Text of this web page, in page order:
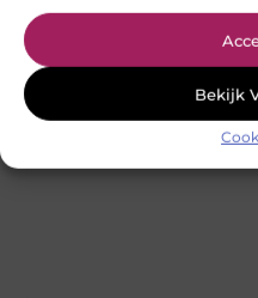
Bekijk
worden gecombineerd met
Baak werkschoenen voor nat